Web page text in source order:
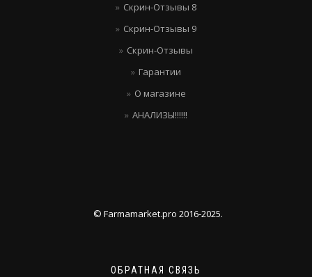
Скрин-Отзывы 8
Скрин-Отзывы 9
Скрин-Отзывы
Гарантии
О магазине
АНАЛИЗЫ!!!!!!
© Farmamarket.pro 2016-2025.
ОБРАТНАЯ СВЯЗЬ